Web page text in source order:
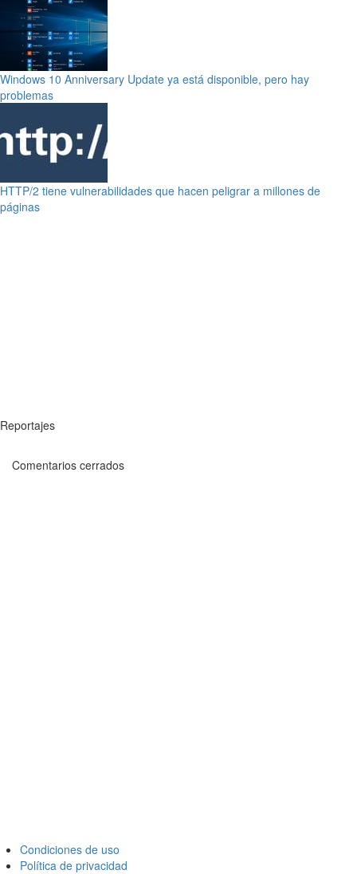
Windows 10 Anniversary Update ya está disponible, pero hay
problemas
HTTP/2 tiene vulnerabilidades que hacen peligrar a millones de
páginas
Reportajes
Comentarios cerrados
Condiciones de uso
Política de privacidad